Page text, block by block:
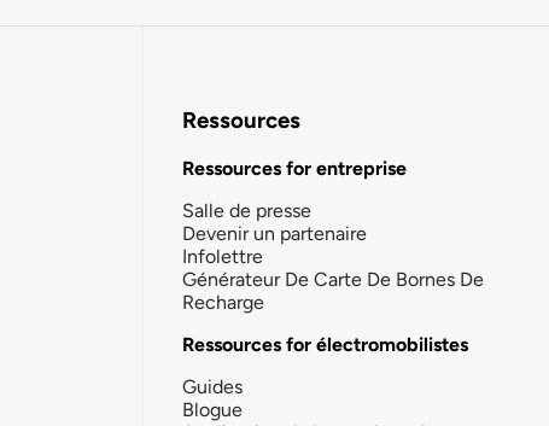
Ressources
Ressources for entreprise
Salle de presse
Devenir un partenaire
Infolettre
Générateur De Carte De Bornes De
Recharge
Ressources for électromobilistes
Guides
Blogue